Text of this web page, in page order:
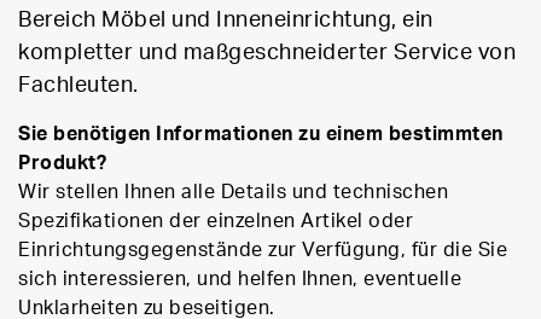
Bereich Möbel und Inneneinrichtung, ein
kompletter und maßgeschneiderter Service von
Fachleuten.
Sie benötigen Informationen zu einem bestimmten
Produkt?
Wir stellen Ihnen alle Details und technischen
Spezifikationen der einzelnen Artikel oder
Einrichtungsgegenstände zur Verfügung, für die Sie
sich interessieren, und helfen Ihnen, eventuelle
Unklarheiten zu beseitigen.